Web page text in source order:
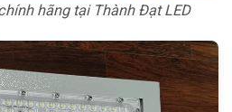
hãng tại Thành Đạt LED